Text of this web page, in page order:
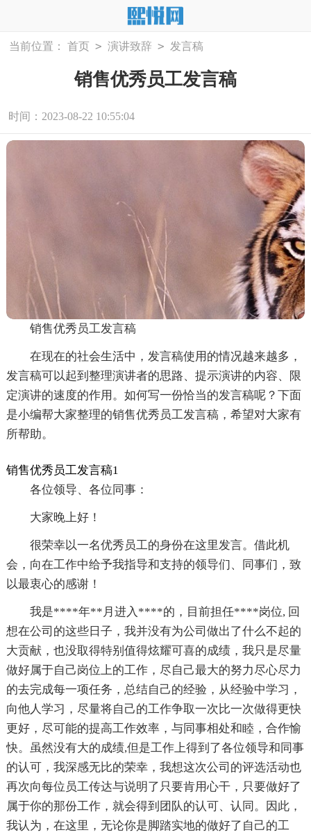
当前位置： 首页 > 演讲致辞 > 发言稿
销售优秀员工发言稿
时间：2023-08-22 10:55:04
销售优秀员工发言稿
在现在的社会生活中，发言稿使用的情况越来越多，
发言稿可以起到整理演讲者的思路、提示演讲的内容、限
定演讲的速度的作用。如何写一份恰当的发言稿呢？下面
是小编帮大家整理的销售优秀员工发言稿，希望对大家有
所帮助。
销售优秀员工发言稿1
各位领导、各位同事：
大家晚上好！
很荣幸以一名优秀员工的身份在这里发言。借此机
会，向在工作中给予我指导和支持的领导们、同事们，致
以最衷心的感谢！
我是****年**月进入****的，目前担任****岗位, 回
想在公司的这些日子，我并没有为公司做出了什么不起的
大贡献，也没取得特别值得炫耀可喜的成绩，我只是尽量
做好属于自己岗位上的工作，尽自己最大的努力尽心尽力
的去完成每一项任务，总结自己的经验，从经验中学习，
向他人学习，尽量将自己的工作争取一次比一次做得更快
更好，尽可能的提高工作效率，与同事相处和睦，合作愉
快。虽然没有大的成绩,但是工作上得到了各位领导和同事
的认可，我深感无比的荣幸，我想这次公司的评选活动也
再次向每位员工传达与说明了只要肯用心干，只要做好了
属于你的那份工作，就会得到团队的认可、认同。因此，
我认为，在这里，无论你是脚踏实地的做好了自己的工